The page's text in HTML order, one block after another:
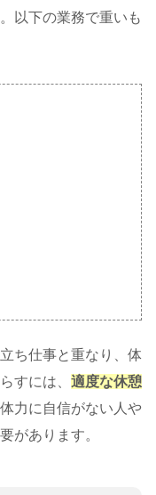
以下の業務で重いも
ち仕事と重なり、体
すには、 適度な休憩
力に自信がない人や
があります。